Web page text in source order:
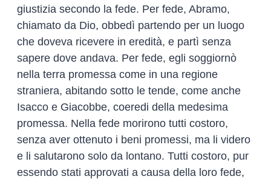
giustizia secondo la fede. Per fede, Abramo,
chiamato da Dio, obbedì partendo per un luogo
che doveva ricevere in eredità, e partì senza
sapere dove andava. Per fede, egli soggiornò
nella terra promessa come in una regione
straniera, abitando sotto le tende, come anche
Isacco e Giacobbe, coeredi della medesima
promessa. Nella fede morirono tutti costoro,
senza aver ottenuto i beni promessi, ma li videro
e li salutarono solo da lontano. Tutti costoro, pur
essendo stati approvati a causa della loro fede,